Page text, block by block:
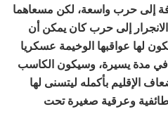
إلى حرب واسعة، لكن مسعاهما
إلى حرب كان يمكن أن
لها عواقبها الوخيمة عسكريا
في مدة يسيرة، وسيكون الكاسب
الإقليم بأكمله ليتسنى لها
طائفية وعرقية صغيرة تحت